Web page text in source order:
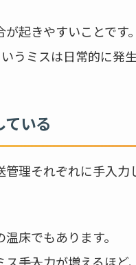
起きやすいことです
うミスは日常的に発生
いる
理それぞれに手入力
床でもあります。